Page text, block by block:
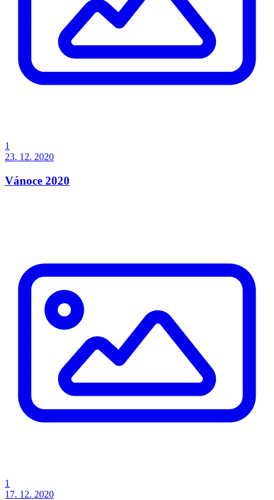
1
23. 12. 2020
Vánoce 2020
1
17. 12. 2020